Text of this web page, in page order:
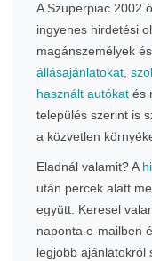
A Szuperpiac 2002
ingyenes hirdetési
magánszemélyek
állásajánlatokat
használt autókat és
település szerint is
a közvetlen
Eladnál valamit? A
után percek alatt
együtt. Keresel
naponta e-mailben
legjobb ajánlatokról